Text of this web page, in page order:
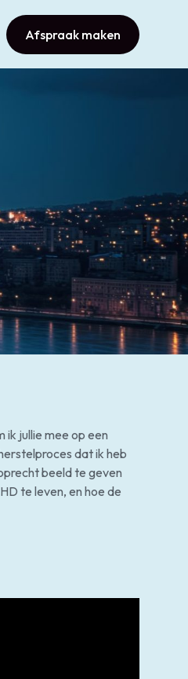
Afspraak maken
jullie mee op een
dat ik heb
beeld te geven
te leven, en hoe de